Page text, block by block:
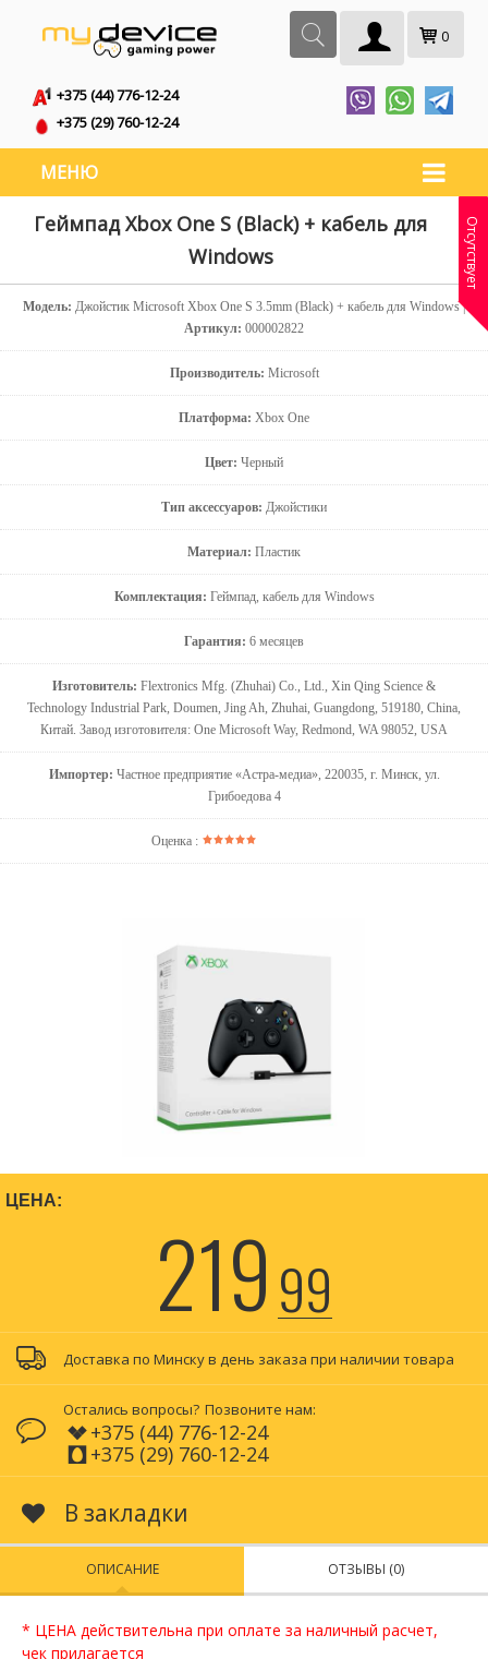
0
+375 (44) 776-12-24
+375 (29) 760-12-24
МЕНЮ
Геймпад Xbox One S (Black) + кабель для
Windows
Модель: Джойстик Microsoft Xbox One S 3.5mm (Black) + кабель для Windows |
Артикул: 000002822
Производитель: Microsoft
Платформа: Xbox One
Цвет: Черный
Тип аксессуаров: Джойстики
Материал: Пластик
Комплектация: Геймпад, кабель для Windows
Гарантия: 6 месяцев
Изготовитель: Flextronics Mfg. (Zhuhai) Co., Ltd., Xin Qing Science &
Technology Industrial Park, Doumen, Jing Ah, Zhuhai, Guangdong, 519180, China,
Китай. Завод изготовителя: One Microsoft Way, Redmond, WA 98052, USA
Импортер: Частное предприятие «Астра-медиа», 220035, г. Минск, ул.
Грибоедова 4
Оценка :
Отсутствует
ЦЕНА:
21999
Доставка по Минску в день заказа при наличии товара
Остались вопросы? Позвоните нам:
+375 (44) 776-12-24
+375 (29) 760-12-24
В закладки
ОПИСАНИЕ ОТЗЫВЫ (0)
* ЦЕНА действительна при оплате за наличный расчет,
чек прилагается